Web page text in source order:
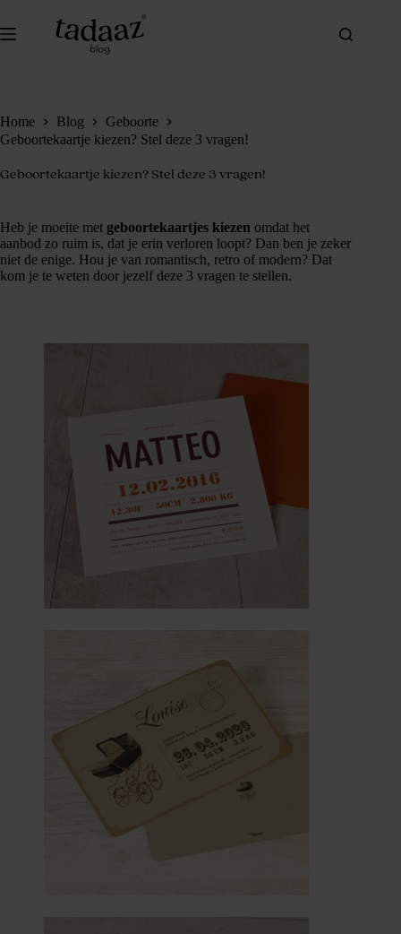
de
Home Blog
Geboorte
Geboortekaartje kiezen? Stel deze 3 vragen!
Geboortekaartje kiezen? Stel deze 3 vragen!
Heb je moeite met geboortekaartjes kiezen omdat het
aanbod zo ruim is, dat je erin verloren loopt? Dan ben je zeker
niet de enige. Hou je van romantisch, retro of modern? Dat
kom je te weten door jezelf deze 3 vragen te stellen.